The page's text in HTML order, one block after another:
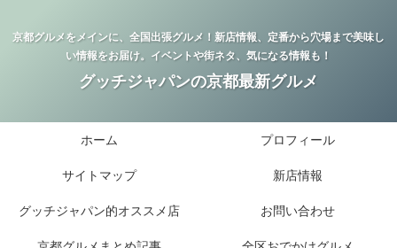
京都グルメをメインに、全国出張グルメ！新店情報、定番から穴場まで美味し
い情報をお届け。イベントや街ネタ、気になる情報も！
グッチジャパンの京都最新グルメ
ホーム プロフィール
サイトマップ 新店情報
グッチジャパン的オススメ店 お問い合わせ